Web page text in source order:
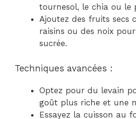
tournesol, le chia ou le
Ajoutez des fruits secs
raisins ou des noix
sucrée.
Techniques avancées :
Optez pour du levain
goût plus riche et une
Essayez la cuisson au